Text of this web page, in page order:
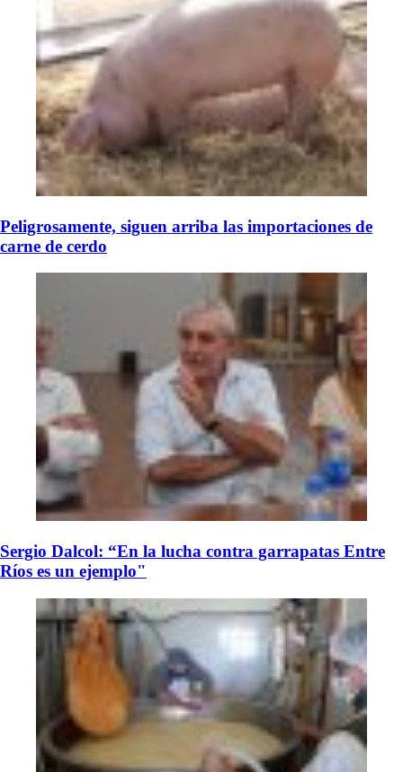
Peligrosamente, siguen arriba las importaciones de
carne de cerdo
Sergio Dalcol: “En la lucha contra garrapatas Entre
Ríos es un ejemplo"